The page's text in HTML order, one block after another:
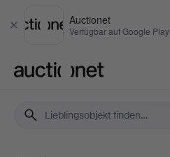
Schließen
Auctionet
Verfügbar auf Google Play